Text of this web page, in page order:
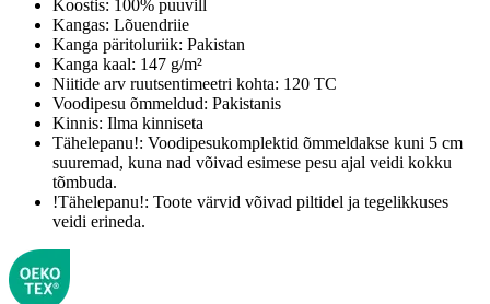
Koostis: 100% puuvill
Kangas: Lõuendriie
Kanga päritoluriik: Pakistan
Kanga kaal: 147 g/m²
Niitide arv ruutsentimeetri kohta: 120 TC
Voodipesu õmmeldud: Pakistanis
Kinnis: Ilma kinniseta
Tähelepanu!: Voodipesukomplektid õmmeldakse kuni 5 cm
suuremad, kuna nad võivad esimese pesu ajal veidi kokku
tõmbuda.
!Tähelepanu!: Toote värvid võivad piltidel ja tegelikkuses
veidi erineda.